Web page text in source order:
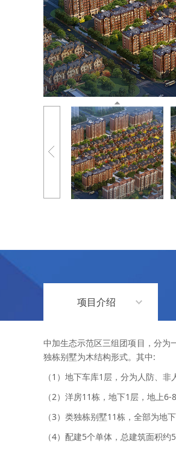
项目介绍
中加生态示范区三组团项目，分为
独栋别墅为木结构形式。其中:
（1）地下车库1层，分为人防、
（2）洋房11栋，地下1层，地上
（3）类独栋别墅11栋，全部为地
（4）配建5个单体，总建筑面积约